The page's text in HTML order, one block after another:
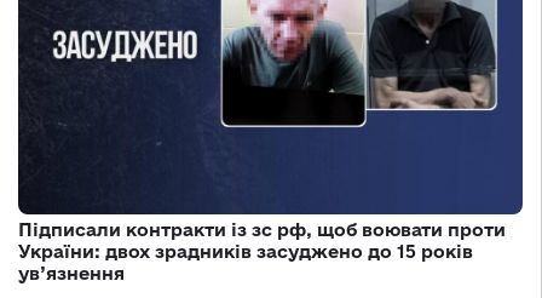
Підписали контракти із зс рф, щоб воювати проти
України: двох зрадників засуджено до 15 років
ув’язнення